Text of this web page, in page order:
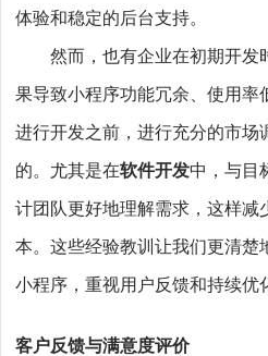
体验和稳定的后台支持。
然而，也有企业在初期开发
果导致小程序功能冗余、使用率
进行开发之前，进行充分的市场
的。尤其是在软件开发中，与目
计团队更好地理解需求，这样减
本。这些经验教训让我们更清楚
小程序，重视用户反馈和持续优
客户反馈与满意度评价